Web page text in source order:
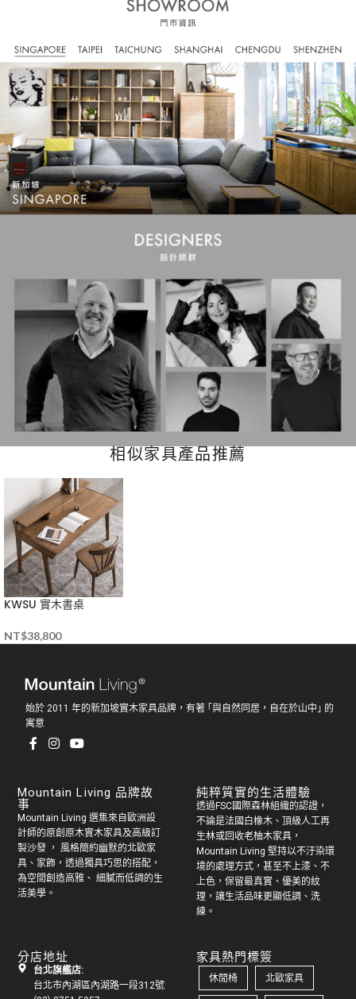
相似家具產品推薦
KWSU 實木書桌
NT$38,800
始於 2011 年的新加坡實木家具品牌，有著 ｢與自然同居，自在於山中｣ 的
寓意
Mountain Living 品牌故
事
Mountain Living 選集來自歐洲設
計師的原創 原木實木家具及高級訂
製沙發 ， 風格簡約幽默的北歐家
具 、家飾，透過獨具巧思的搭配，
為空間創造高雅、 細膩而低調的生
活美學。
純粹質實的生活體驗
透過FSC國際森林組織的認證，
不論是法國白橡木、頂級人工再
生林或回收老柚木家具 ，
Mountain Living 堅持以不汙染環
境的處理方式，甚至不上漆、不
上色，保留最真實、優美的紋
理，讓生活品味更顯低調、洗
練。
分店地址
台北旗艦店:
台北市內湖區內湖路一段312號
家具熱門標簽
休閒椅 北歐家具